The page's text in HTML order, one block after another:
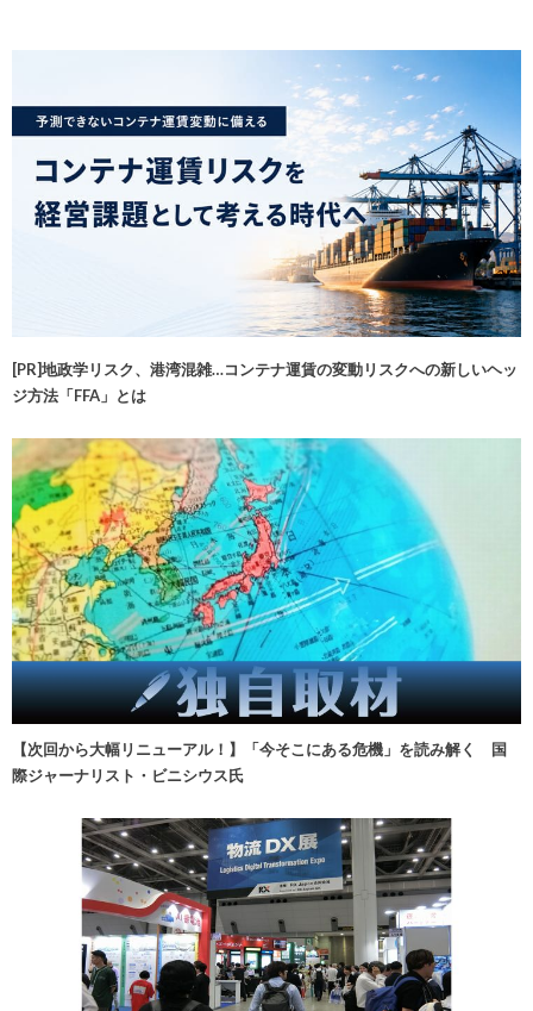
[PR]地政学リスク、港湾混雑…コンテナ運賃の変動リスクへの新しいヘッ
ジ方法「FFA」とは
【次回から大幅リニューアル！】「今そこにある危機」を読み解く 国
際ジャーナリスト・ビニシウス氏